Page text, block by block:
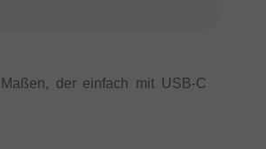
der einfach mit USB-C